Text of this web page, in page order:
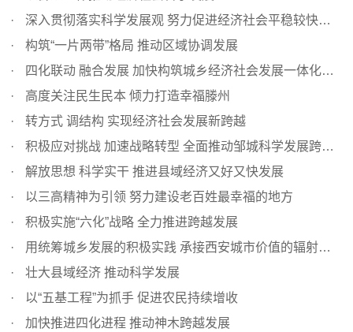
深入贯彻落实科学发展观 努力促进经济社会平稳较快发展
构筑“一片两带”格局 推动区域协调发展
四化联动 融合发展 加快构筑城乡经济社会发展一体化新格局
高度关注民生民本 倾力打造幸福滕州
转方式 调结构 实现经济社会发展新跨越
积极应对挑战 加速战略转型 全面推动邹城科学发展跨越发展
解放思想 科学实干 推进县域经济又好又快发展
以三高精神为引领 努力建设老百姓最幸福的地方
积极实施“六化”战略 全力推进跨越发展
用统筹城乡发展的积极实践 承接西安城市价值的辐射带动
壮大县域经济 推动科学发展
以“五基工程”为抓手 促进农民持续增收
加快推进四化进程 推动神木跨越发展